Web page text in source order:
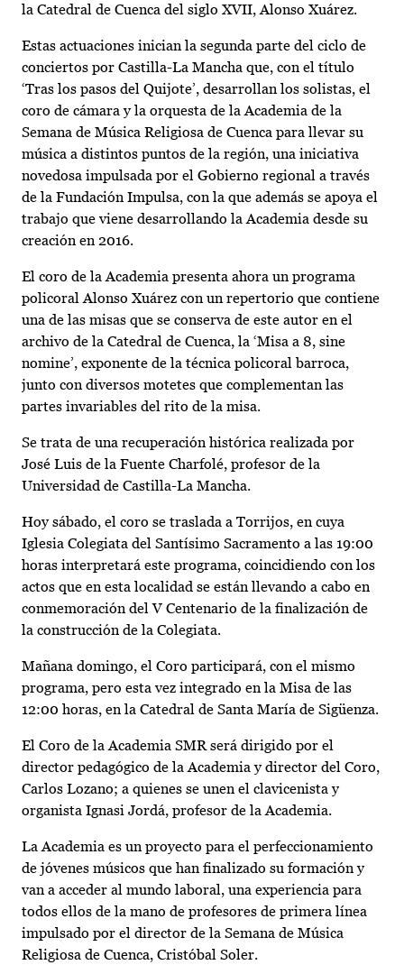
la Catedral de Cuenca del siglo XVII, Alonso Xuárez.
Estas actuaciones inician la segunda parte del ciclo de
conciertos por Castilla-La Mancha que, con el título
‘Tras los pasos del Quijote’, desarrollan los solistas, el
coro de cámara y la orquesta de la Academia de la
Semana de Música Religiosa de Cuenca para llevar su
música a distintos puntos de la región, una iniciativa
novedosa impulsada por el Gobierno regional a través
de la Fundación Impulsa, con la que además se apoya el
trabajo que viene desarrollando la Academia desde su
creación en 2016.
El coro de la Academia presenta ahora un programa
policoral Alonso Xuárez con un repertorio que contiene
una de las misas que se conserva de este autor en el
archivo de la Catedral de Cuenca, la ‘Misa a 8, sine
nomine’, exponente de la técnica policoral barroca,
junto con diversos motetes que complementan las
partes invariables del rito de la misa.
Se trata de una recuperación histórica realizada por
José Luis de la Fuente Charfolé, profesor de la
Universidad de Castilla-La Mancha.
Hoy sábado, el coro se traslada a Torrijos, en cuya
Iglesia Colegiata del Santísimo Sacramento a las 19:00
horas interpretará este programa, coincidiendo con los
actos que en esta localidad se están llevando a cabo en
conmemoración del V Centenario de la finalización de
la construcción de la Colegiata.
Mañana domingo, el Coro participará, con el mismo
programa, pero esta vez integrado en la Misa de las
12:00 horas, en la Catedral de Santa María de Sigüenza.
El Coro de la Academia SMR será dirigido por el
director pedagógico de la Academia y director del Coro,
Carlos Lozano; a quienes se unen el clavicenista y
organista Ignasi Jordá, profesor de la Academia.
La Academia es un proyecto para el perfeccionamiento
de jóvenes músicos que han finalizado su formación y
van a acceder al mundo laboral, una experiencia para
todos ellos de la mano de profesores de primera línea
impulsado por el director de la Semana de Música
Religiosa de Cuenca, Cristóbal Soler.